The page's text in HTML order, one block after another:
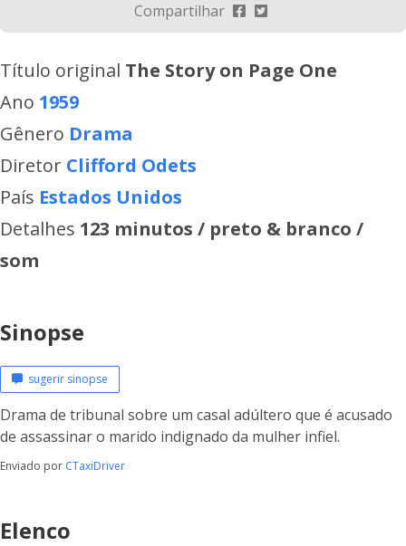
Compartilhar
Título original The Story on Page One
Ano 1959
Gênero Drama
Diretor Clifford Odets
País Estados Unidos
Detalhes 123 minutos / preto & branco /
som
Sinopse
sugerir sinopse
Drama de tribunal sobre um casal adúltero que é acusado
de assassinar o marido indignado da mulher infiel.
Enviado por CTaxiDriver
Elenco